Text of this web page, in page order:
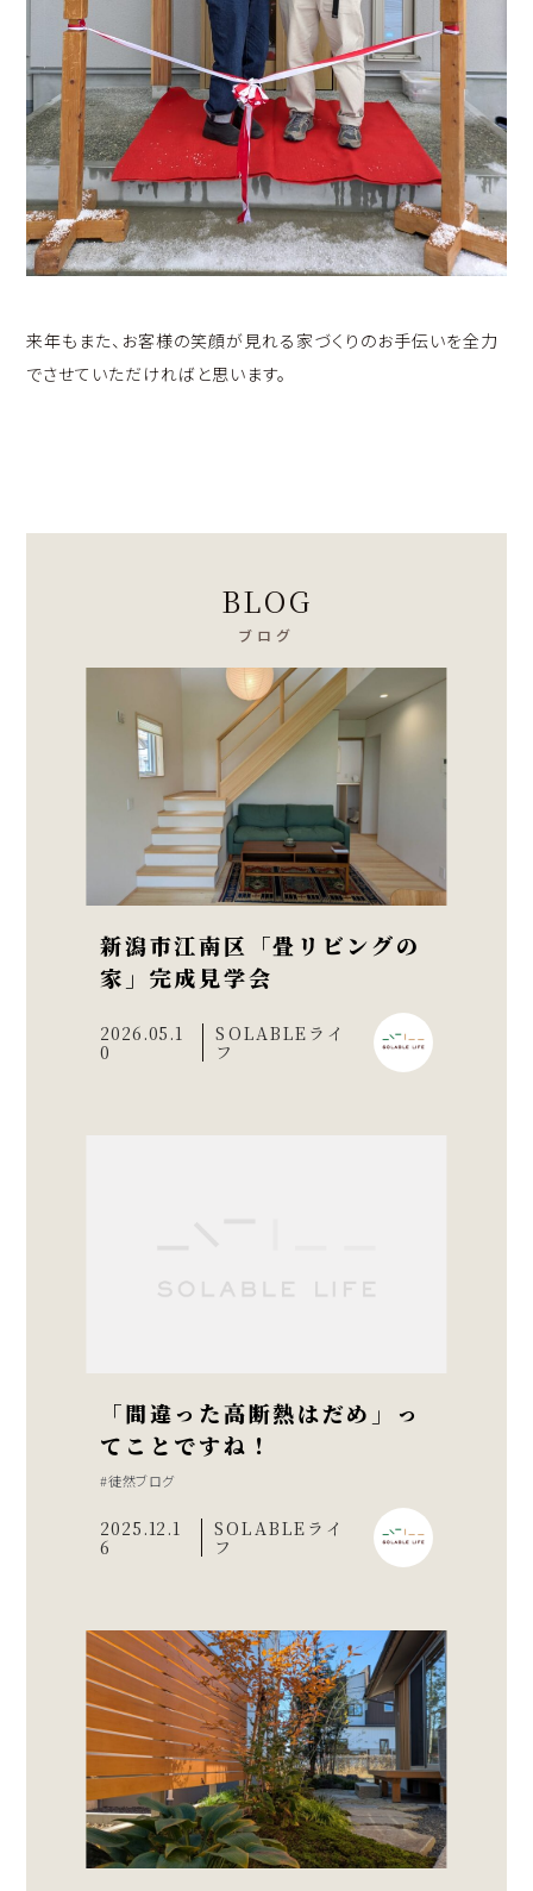
来年もまた、お客様の笑顔が見れる家づくりのお手伝いを全力
でさせていただければと思います。
BLOG
ブログ
新潟市江南区「畳リビングの
家」完成見学会
2026.05.1
0
SOLABLEライ
フ
「間違った高断熱はだめ」っ
てことですね！
徒然ブログ
2025.12.1
6
SOLABLEライ
フ